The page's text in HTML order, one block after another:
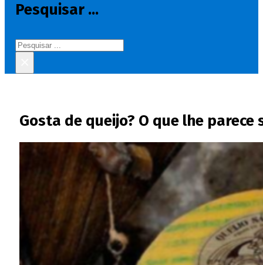
Pesquisar ...
Pesquisar
Gosta de queijo? O que lhe